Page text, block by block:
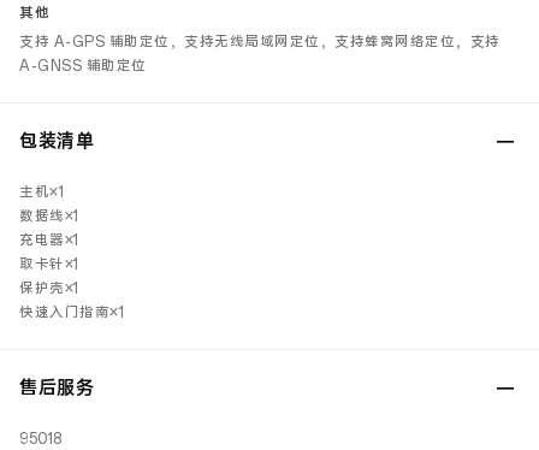
其他
支持 A-GPS 辅助定位，支持无线局域网定位，支持蜂窝网络定位，支持
A-GNSS 辅助定位
包装清单
主机×1
数据线×1
充电器×1
取卡针×1
保护壳×1
快速入门指南×1
售后服务
95018